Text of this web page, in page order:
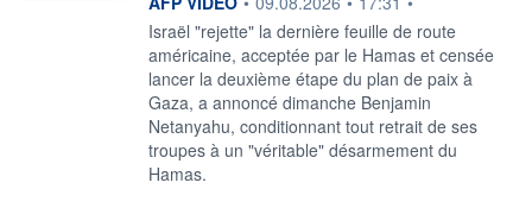
Israël "rejette" la dernière feuille de route
américaine, acceptée par le Hamas et censée
lancer la deuxième étape du plan de paix à
Gaza, a annoncé dimanche Benjamin
Netanyahu, conditionnant tout retrait de ses
troupes à un "véritable" désarmement du
Hamas.